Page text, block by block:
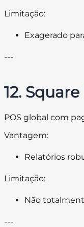
Limitação:
Exagerado
---
12. Square
POS global com
Vantagem:
Relatórios
Limitação:
Não
---